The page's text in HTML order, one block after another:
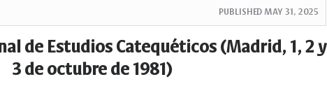
PUBLISHED MAY 31, 2025
de Estudios Catequéticos (Madrid, 1, 2 y
3 de octubre de 1981)